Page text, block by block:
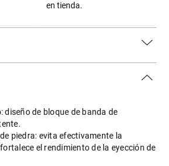
en tienda.
diseño de bloque de banda de
piedra: evita efectivamente la
el rendimiento de la eyección de